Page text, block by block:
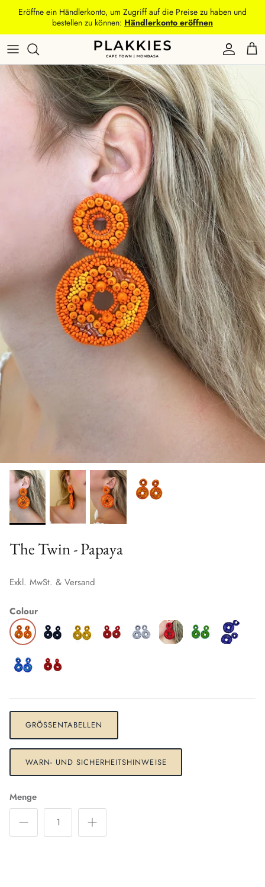
Direkt
Inhalt
Eröffne ein Händlerkonto, um Zugriff auf die Preise zu haben und
bestellen zu können: Händlerkonto eröffnen
Sandalen
Gürtel
Accessoires
Hunde
Alle Produkte
The Twin - Papaya
Exkl. MwSt. & Versand
Colour
GRÖSSENTABELLEN
WARN- UND SICHERHEITSHINWEISE
Menge